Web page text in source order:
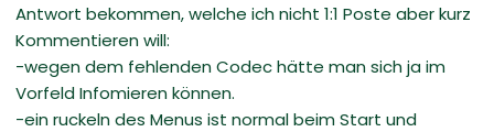
Antwort bekommen, welche ich nicht 1:1 Poste aber kurz
Kommentieren will:
-wegen dem fehlenden Codec hätte man sich ja im
Vorfeld Infomieren können.
-ein ruckeln des Menus ist normal beim Start und